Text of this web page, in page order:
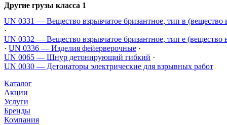
Другие грузы класса 1
UN 0331 — Вещество взрывчатое бризантное, тип в (вещество
·
UN 0332 — Вещество взрывчатое бризантное, тип е (вещество
· UN 0336 — Изделия фейерверочные ·
UN 0065 — Шнур детонирующий гибкий ·
UN 0030 — Детонаторы электрические для взрывных работ
Каталог
Акции
Услуги
Бренды
Компания